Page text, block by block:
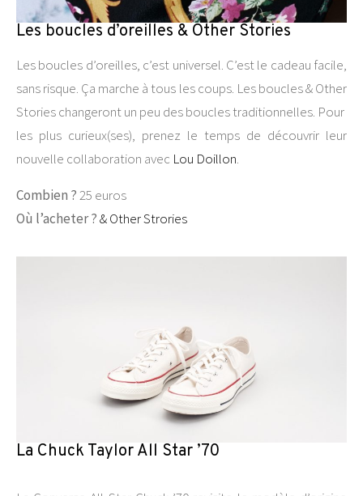
Les boucles d’oreilles & Other Stories
Les boucles d’oreilles, c’est universel. C’est le cadeau facile,
sans risque. Ça marche à tous les coups. Les boucles & Other
Stories changeront un peu des boucles traditionnelles. Pour
les plus curieux(ses), prenez le temps de découvrir leur
nouvelle collaboration avec Lou Doillon.
Combien ?25 euros
Où l’acheter ?& Other Strories
La Chuck Taylor All Star ’70